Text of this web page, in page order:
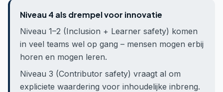
Niveau 4 als drempel voor innovatie
Niveau 1–2 (Inclusion + Learner safety) komen
in veel teams wel op gang – mensen mogen erbij
horen en mogen leren.
Niveau 3 (Contributor safety) vraagt al om
expliciete waardering voor inhoudelijke inbreng.